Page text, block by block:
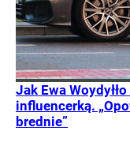
Jak Ewa
influencerką.
brednie”